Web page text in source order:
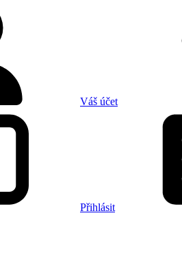
Váš účet
Přihlásit